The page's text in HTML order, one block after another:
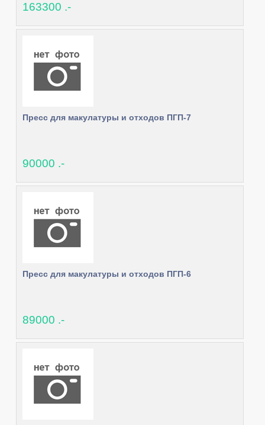
163300 .-
Пресс для макулатуры и отходов ПГП-7
90000 .-
Пресс для макулатуры и отходов ПГП-6
89000 .-